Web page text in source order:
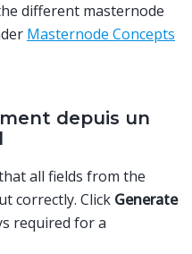
different masternode
Masternode Concepts
depuis un
all fields from the
correctly. Click Generate
required for a